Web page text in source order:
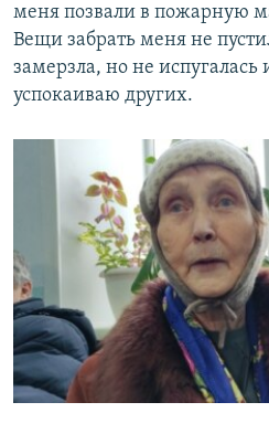
меня позвали в пожарную
Вещи забрать меня не
замерзла, но не испугалась
успокаиваю других.